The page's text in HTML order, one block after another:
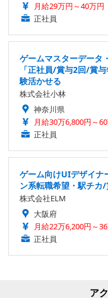
月給29万円～40万円
正社員
ゲームマスターデータ
「正社員/賞与2回/賞
験活かせる
株式会社小林
神奈川県
月給30万6,800円～
正社員
ゲーム向けUIデザイナ
ン系転職希望・駅チカ
株式会社ELM
大阪府
月給22万6,200円～
正社員
ア